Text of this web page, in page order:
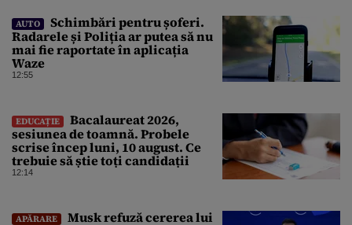
AUTO
Schimbări pentru șoferi.
Radarele și Poliția ar putea să nu
mai fie raportate în aplicația
Waze
12:55
EDUCAȚIE
Bacalaureat 2026,
sesiunea de toamnă. Probele
scrise încep luni, 10 august. Ce
trebuie să știe toți candidații
12:14
APĂRARE
Musk refuză cererea lui